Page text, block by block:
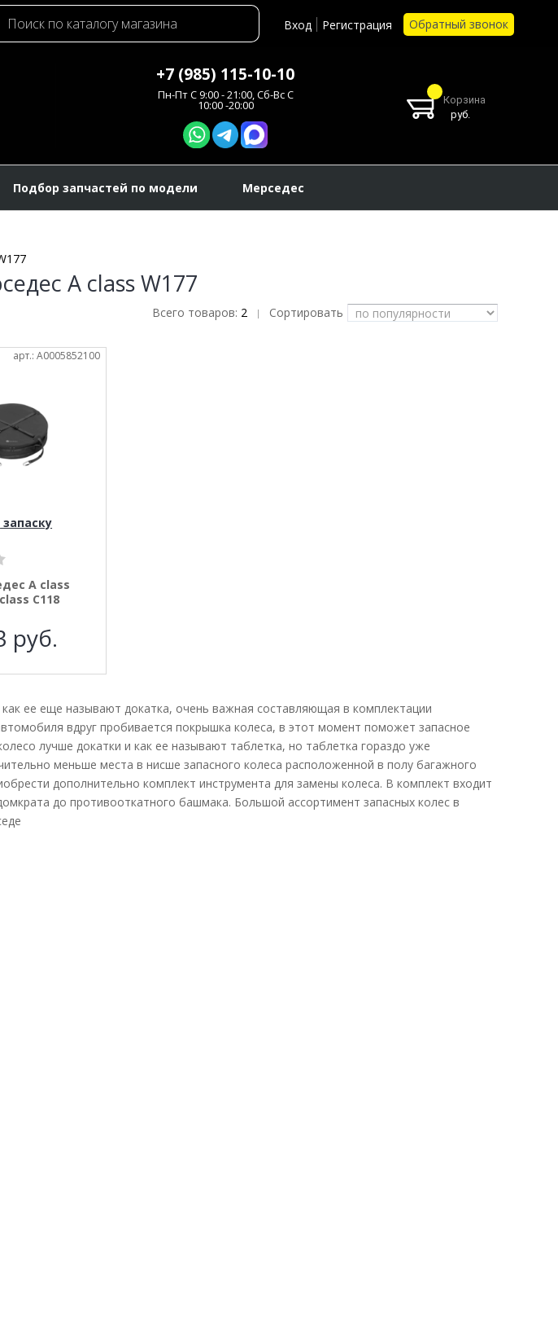
Вход Регистрация Обратный звонок
+7 (985) 115-10-10
Пн-Пт C 9:00 - 21:00, Сб-Вс С
10:00 -20:00
Корзина
руб.
Подбор запчастей по модели Мерседес
A class W177
Всего товаров: 2 | Сортировать
арт.: A0005852100
A class
C118
руб.
ее еще называют докатка, очень важная составляющая в комплектации
вдруг пробивается покрышка колеса, в этот момент поможет запасное
лучше докатки и как ее называют таблетка, но таблетка гораздо уже
меньше места в нисше запасного колеса расположенной в полу багажного
дополнительно комплект инструмента для замены колеса. В комплект входит
до противооткатного башмака. Большой ассортимент запасных колес в